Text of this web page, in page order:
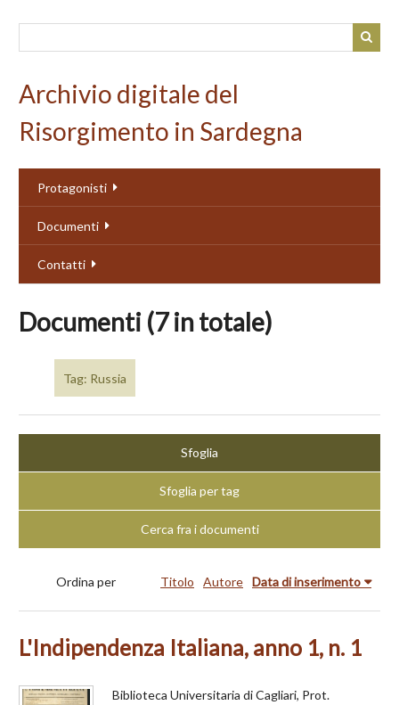
Archivio digitale del
Risorgimento in Sardegna
Protagonisti
Documenti
Contatti
Documenti (7 in totale)
Tag: Russia
Sfoglia
Sfoglia per tag
Cerca fra i documenti
Ordina per Titolo Autore Data di inserimento
L'Indipendenza Italiana, anno 1, n. 1
Biblioteca Universitaria di Cagliari, Prot.